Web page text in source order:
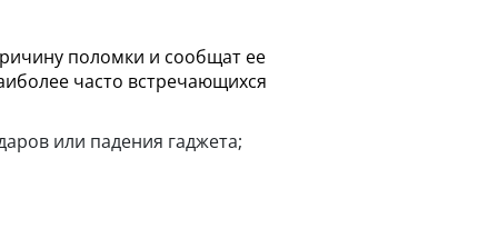
поломки и сообщат ее
часто встречающихся
или падения гаджета;